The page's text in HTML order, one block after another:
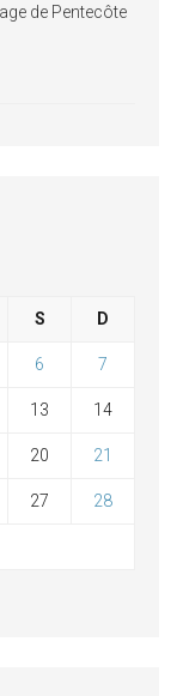
de Pentecôte
S D
6 7
13 14
20 21
27 28